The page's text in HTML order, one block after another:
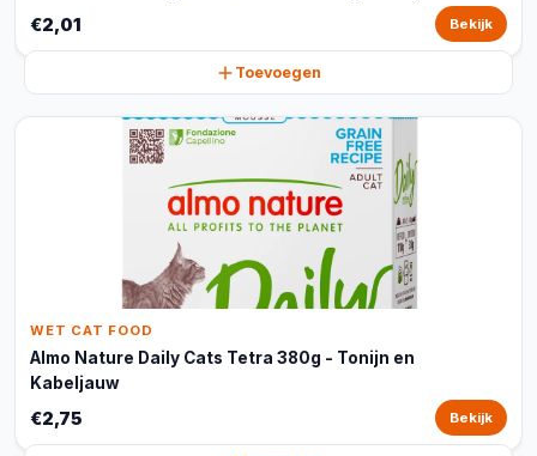
€2,01 Bekijk
Toevoegen
WET CAT FOOD
Almo Nature Daily Cats Tetra 380g - Tonijn en
Kabeljauw
€2,75 Bekijk